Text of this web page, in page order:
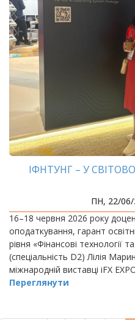
ІФНТУНГ – У
ПН, 22/06/
16–18 червня 2026 року
оподаткування, гарант
рівня «Фінансові технології
(спеціальність D2) Лілія
міжнародній виставці iFX
Переглянути